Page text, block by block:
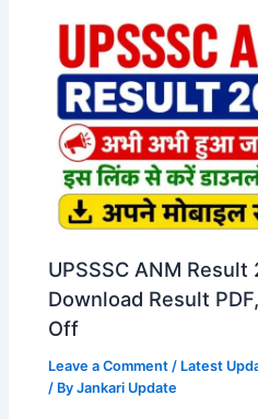
UPSSSC ANM Result
Download Result
Off
Leave a Comment / Latest
/ ByJankari Update